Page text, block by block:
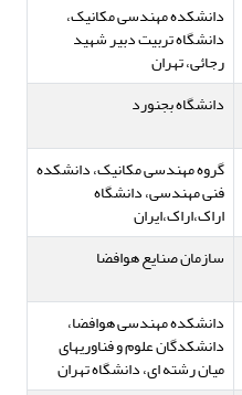
دانشکده مهندسی مکانیک،
دانشگاه تربیت دبیر شهید
رجائی، تهران
دانشگاه بجنورد
گروه مهندسی مکانیک، دانشکده
فنی مهندسی، دانشگاه
اراک،اراک،ایران
سازمان صنایع هوافضا
دانشکده مهندسی هوافضا،
دانشکدگان علوم و فناوریهای
میان رشته ای، دانشگاه تهران